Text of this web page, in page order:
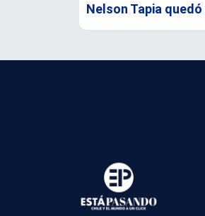
Nelson Tapia